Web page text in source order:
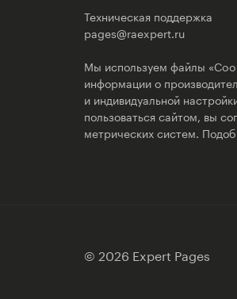
Техническая поддержка
pages@raexpert.ru
Мы используем файлы
информации о
и индивидуальной
пользоваться сайтом, вы
метрических систем.
© 2026 Expert Pages